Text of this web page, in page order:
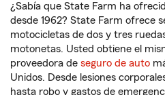
¿Sabía que State Farm ha
desde 1962? State Farm ofrece
motocicletas de dos y tres
motonetas. Usted obtiene el
proveedora de seguro de auto
Unidos. Desde lesiones
hasta robo y gastos de